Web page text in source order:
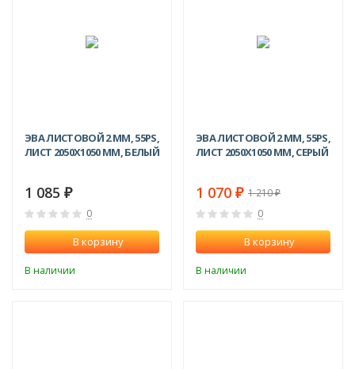
ЭВА ЛИСТОВОЙ 2 ММ, 55PS,
ЛИСТ 2050Х1050 ММ, БЕЛЫЙ
1 085 ₽
0
В корзину
В наличии
ЭВА ЛИСТОВОЙ 2 ММ, 55PS,
ЛИСТ 2050Х1050 ММ, СЕРЫЙ
1 070 ₽ 1 210₽
0
В корзину
В наличии